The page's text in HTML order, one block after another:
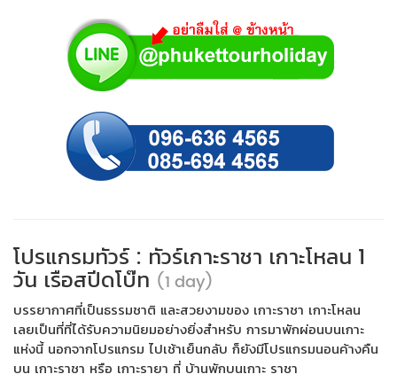
โปรแกรมทัวร์ : ทัวร์เกาะราชา เกาะโหลน 1
วัน เรือสปีดโบ๊ท (1 day)
บรรยากาศที่เป็นธรรมชาติ และสวยงามของ เกาะราชา เกาะโหลน
เลยเป็นที่ที่ได้รับความนิยมอย่างยิ่งสำหรับ การมาพักผ่อนบนเกาะ
แห่งนี้ นอกจากโปรแกรม ไปเช้าเย็นกลับ ก็ยังมีโปรแกรมนอนค้างคืน
บน เกาะราชา หรือ เกาะรายา ที่ บ้านพักบนเกาะ ราชา